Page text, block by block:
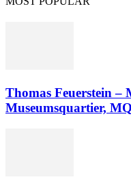
Thomas Feuerstein
Museumsquartier,